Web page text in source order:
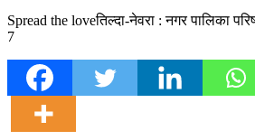
Spread the loveतिल्दा-नेवरा : नगर पालिका
7